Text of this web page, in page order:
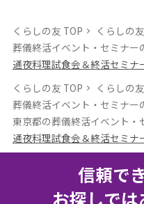
くらしの友 TOP
くらしの
葬儀終活イベント・セミナー
通夜料理試食会＆終活セミナ
くらしの友 TOP
くらしの
葬儀終活イベント・セミナー
東京都の葬儀終活イベント・
通夜料理試食会＆終活セミナ
信頼で
お探しでは